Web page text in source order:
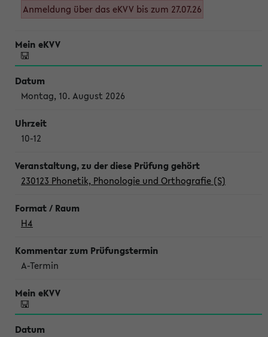
Anmeldung über das eKVV bis zum 27.07.26
Montag, 10. August 2026
10-12
230123 Phonetik, Phonologie und Orthografie (S)
H4
A-Termin